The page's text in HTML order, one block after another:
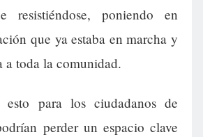
resistiéndose, poniendo en
que ya estaba en marcha y
a toda la comunidad.
esto para los ciudadanos de
perder un espacio clave